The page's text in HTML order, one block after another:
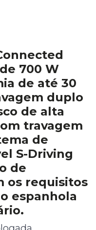
700 W
de até 30
duplo
de alta
travagem
de
S-Driving
de
os requisitos
espanhola